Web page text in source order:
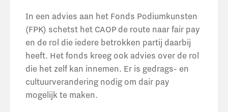
In een advies aan het Fonds Podiumkunsten
(FPK) schetst het CAOP de route naar fair pay
en de rol die iedere betrokken partij daarbij
heeft. Het fonds kreeg ook advies over de rol
die het zelf kan innemen. Er is gedrags- en
cultuurverandering nodig om dair pay
mogelijk te maken.